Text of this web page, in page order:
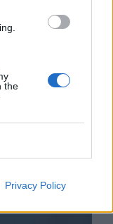
the
Privacy Policy